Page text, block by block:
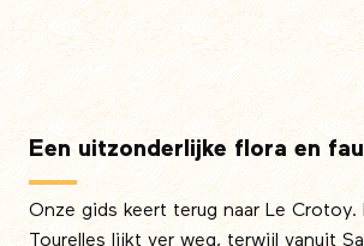
Een uitzonderlijke flora en
Onze gids keert terug naar Le Crotoy.
Tourelles lijkt ver weg, terwijl vanuit